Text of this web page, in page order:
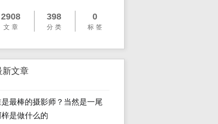
2908
文 章
398
分 类
0
标 签
新文章
是最棒的摄影师？当然是一尾
梓是做什么的